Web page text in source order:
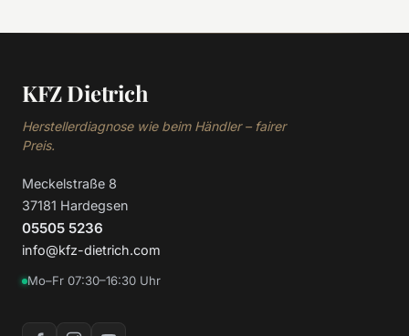
KFZ Dietrich
Herstellerdiagnose wie beim Händler – fairer
Preis.
Meckelstraße 8
37181 Hardegsen
05505 5236
info@kfz-dietrich.com
Mo–Fr 07:30–16:30 Uhr